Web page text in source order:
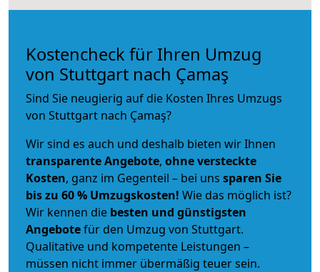
Kostencheck für Ihren Umzug
von Stuttgart nach Çamaş
Sind Sie neugierig auf die Kosten Ihres Umzugs
von Stuttgart nach Çamaş?
Wir sind es auch und deshalb bieten wir Ihnen
transparente Angebote, ohne versteckte
Kosten, ganz im Gegenteil – bei uns sparen Sie
bis zu 60 % Umzugskosten! Wie das möglich ist?
Wir kennen die besten und günstigsten
Angebotefür den Umzug von Stuttgart.
Qualitative und kompetente Leistungen –
müssen nicht immer übermäßig teuer sein.